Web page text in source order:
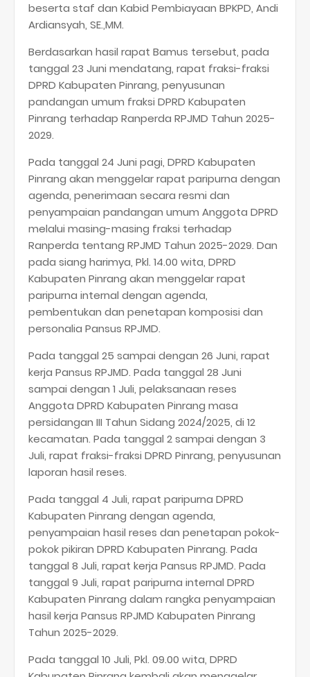
beserta staf dan Kabid Pembiayaan BPKPD, Andi
Ardiansyah, SE.,MM.
Berdasarkan hasil rapat Bamus tersebut, pada
tanggal 23 Juni mendatang, rapat fraksi-fraksi
DPRD Kabupaten Pinrang, penyusunan
pandangan umum fraksi DPRD Kabupaten
Pinrang terhadap Ranperda RPJMD Tahun 2025-
2029.
Pada tanggal 24 Juni pagi, DPRD Kabupaten
Pinrang akan menggelar rapat paripurna dengan
agenda, penerimaan secara resmi dan
penyampaian pandangan umum Anggota DPRD
melalui masing-masing fraksi terhadap
Ranperda tentang RPJMD Tahun 2025-2029. Dan
pada siang harimya, Pkl. 14.00 wita, DPRD
Kabupaten Pinrang akan menggelar rapat
paripurna internal dengan agenda,
pembentukan dan penetapan komposisi dan
personalia Pansus RPJMD.
Pada tanggal 25 sampai dengan 26 Juni, rapat
kerja Pansus RPJMD. Pada tanggal 28 Juni
sampai dengan 1 Juli, pelaksanaan reses
Anggota DPRD Kabupaten Pinrang masa
persidangan III Tahun Sidang 2024/2025, di 12
kecamatan. Pada tanggal 2 sampai dengan 3
Juli, rapat fraksi-fraksi DPRD Pinrang, penyusunan
laporan hasil reses.
Pada tanggal 4 Juli, rapat paripurna DPRD
Kabupaten Pinrang dengan agenda,
penyampaian hasil reses dan penetapan pokok-
pokok pikiran DPRD Kabupaten Pinrang. Pada
tanggal 8 Juli, rapat kerja Pansus RPJMD. Pada
tanggal 9 Juli, rapat paripurna internal DPRD
Kabupaten Pinrang dalam rangka penyampaian
hasil kerja Pansus RPJMD Kabupaten Pinrang
Tahun 2025-2029.
Pada tanggal 10 Juli, Pkl. 09.00 wita, DPRD